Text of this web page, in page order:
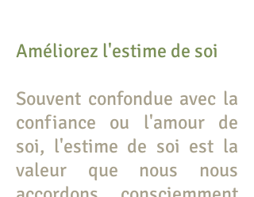
Améliorez l'estime de soi
Souvent confondue avec la
confiance ou l'amour de
soi, l'estime de soi est la
valeur que nous nous